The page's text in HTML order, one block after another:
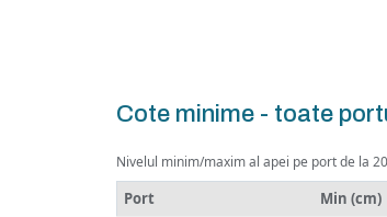
Cote minime - toate
Nivelul minim/maxim al apei pe port de la
Port Min (cm)